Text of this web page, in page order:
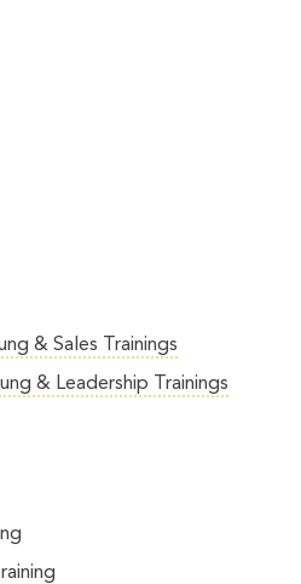
& Sales Trainings
& Leadership Trainings